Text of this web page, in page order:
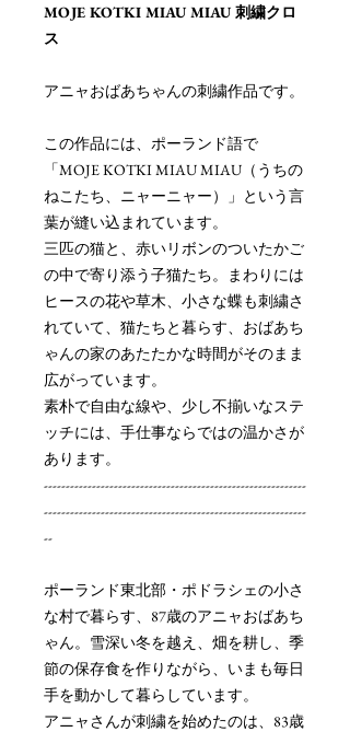
MOJE KOTKI MIAU MIAU 刺繍クロ
ス
アニャおばあちゃんの刺繍作品です。
この作品には、ポーランド語で
「MOJE KOTKI MIAU MIAU（うちの
ねこたち、ニャーニャー）」という言
葉が縫い込まれています。
三匹の猫と、赤いリボンのついたかご
の中で寄り添う子猫たち。まわりには
ヒースの花や草木、小さな蝶も刺繍さ
れていて、猫たちと暮らす、おばあち
ゃんの家のあたたかな時間がそのまま
広がっています。
素朴で自由な線や、少し不揃いなステ
ッチには、手仕事ならではの温かさが
あります。
------------------------------------------------------------
------------------------------------------------------------
--
ポーランド東北部・ポドラシェの小さ
な村で暮らす、87歳のアニャおばあち
ゃん。雪深い冬を越え、畑を耕し、季
節の保存食を作りながら、いまも毎日
手を動かして暮らしています。
アニャさんが刺繍を始めたのは、83歳